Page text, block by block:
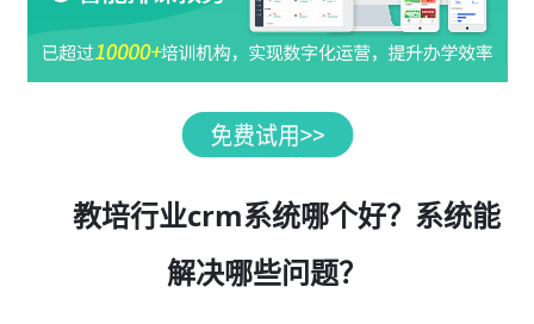
教培行业crm系统哪个好？系统能
解决哪些问题？